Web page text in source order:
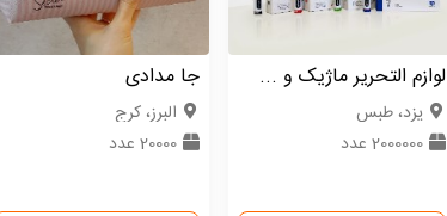
لوازم التحریر ماژیک و ...
یزد، طبس
2000000 عدد
جا مدادی
البرز، کرج
20000 عدد